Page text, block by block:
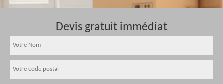
Devis gratuit immédiat